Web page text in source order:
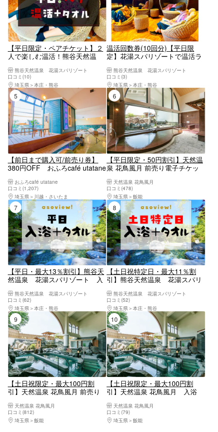
【平日限定・ペアチケット】２
人で楽しむ温活！熊谷天然温
岩盤浴＋タオル）
熊谷天然温泉 花湯スパリゾート
口コミ(10)
埼玉県
本庄・熊谷
温活回数券(10回分)【平日限
定】花湯スパリゾートで温活ラ
りを♪（入浴＋岩盤浴＋タオ
ル）
熊谷天然温泉 花湯スパリゾート
口コミ(3)
埼玉県
本庄・熊谷
5位
【前日まで購入可/前売り券】
380円OFF おふろcafé utatane
おふろcafé utatane
口コミ(1,207)
埼玉県
川越・さいたま
6位
【平日限定・50円割引】天然温
泉 花鳥風月 前売り電子チケッ
天然温泉 花鳥風月
口コミ(478)
埼玉県
飯能
7位
【平日・最大13％割引】熊谷天
然温泉 花湯スパリゾート 入
ト）熊谷天然温泉 花湯スパリゾート
口コミ(62)
埼玉県
本庄・熊谷
8位
【土日祝特定日・最大11％割
引】熊谷天然温泉 花湯スパリ
タオルセット）
熊谷天然温泉 花湯スパリゾート
口コミ(52)
埼玉県
本庄・熊谷
【土日祝限定・最大100円割
引】天然温泉 花鳥風月 前売り
天然温泉 花鳥風月
口コミ(812)
埼玉県
飯能
【土日祝限定・最大100円割
引】天然温泉 花鳥風月 入浴
のみタオル付）
天然温泉 花鳥風月
口コミ(79)
埼玉県
飯能